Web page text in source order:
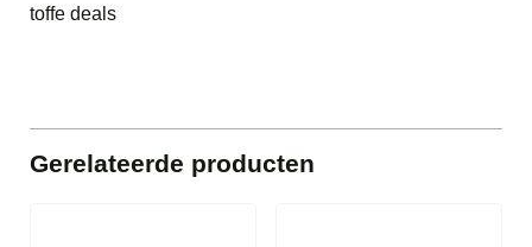
toffe deals
Gerelateerde producten